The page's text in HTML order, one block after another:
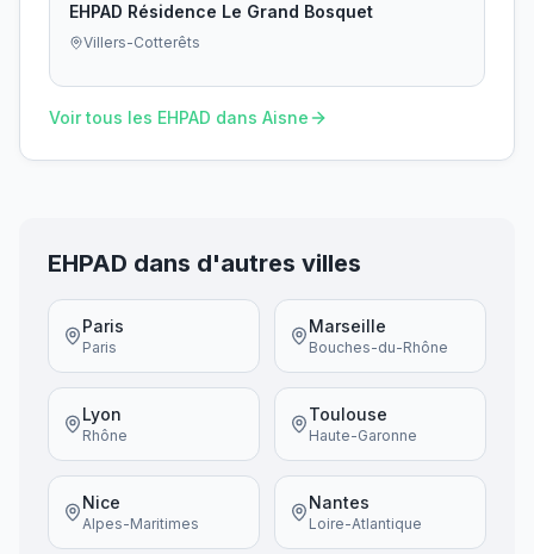
EHPAD Résidence Le Grand Bosquet
Villers-Cotterêts
Voir tous les EHPAD dans Aisne
EHPAD dans d'autres villes
Paris
Paris
Marseille
Bouches-du-Rhône
Lyon
Rhône
Toulouse
Haute-Garonne
Nice
Alpes-Maritimes
Nantes
Loire-Atlantique